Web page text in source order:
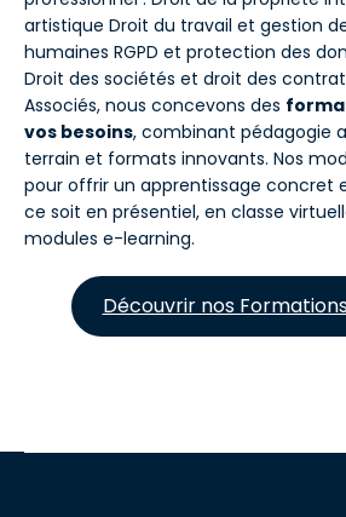
artistique Droit du travail et gestion
humaines RGPD et protection des
Droit des sociétés et droit des
Associés, nous concevons des
vos besoins, combinant pédagogie
terrain et formats innovants. Nos
pour offrir un apprentissage concret
ce soit en présentiel, en classe
modules e-learning.
Découvrir nos